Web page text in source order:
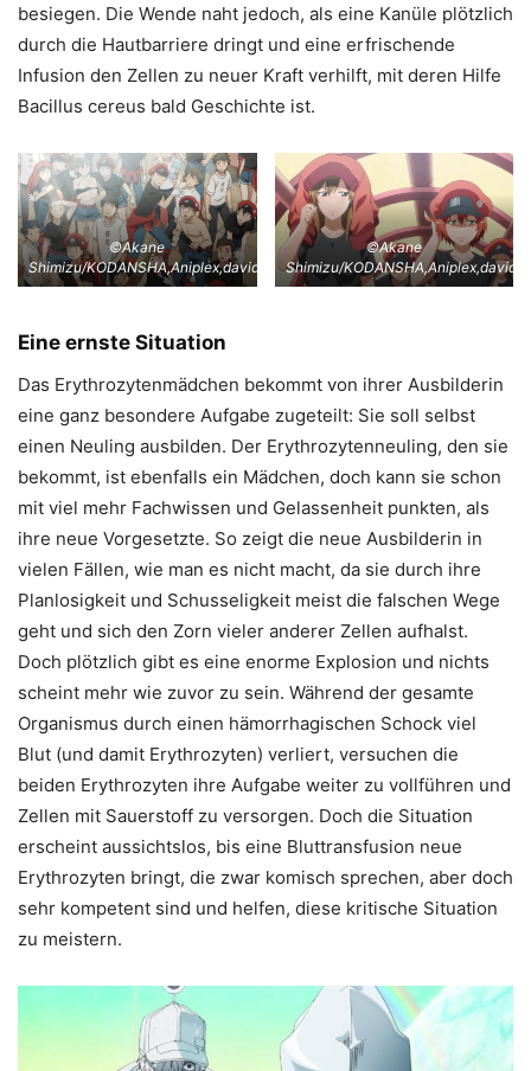
besiegen. Die Wende naht jedoch, als eine Kanüle plötzlich
durch die Hautbarriere dringt und eine erfrischende
Infusion den Zellen zu neuer Kraft verhilft, mit deren Hilfe
Bacillus cereus bald Geschichte ist.
©Akane
Shimizu/KODANSHA,Aniplex,davidproduction
©Akane
Shimizu/
Eine ernste Situation
Das Erythrozytenmädchen bekommt von ihrer Ausbilderin
eine ganz besondere Aufgabe zugeteilt: Sie soll selbst
einen Neuling ausbilden. Der Erythrozytenneuling, den sie
bekommt, ist ebenfalls ein Mädchen, doch kann sie schon
mit viel mehr Fachwissen und Gelassenheit punkten, als
ihre neue Vorgesetzte. So zeigt die neue Ausbilderin in
vielen Fällen, wie man es nicht macht, da sie durch ihre
Planlosigkeit und Schusseligkeit meist die falschen Wege
geht und sich den Zorn vieler anderer Zellen aufhalst.
Doch plötzlich gibt es eine enorme Explosion und nichts
scheint mehr wie zuvor zu sein. Während der gesamte
Organismus durch einen hämorrhagischen Schock viel
Blut (und damit Erythrozyten) verliert, versuchen die
beiden Erythrozyten ihre Aufgabe weiter zu vollführen und
Zellen mit Sauerstoff zu versorgen. Doch die Situation
erscheint aussichtslos, bis eine Bluttransfusion neue
Erythrozyten bringt, die zwar komisch sprechen, aber doch
sehr kompetent sind und helfen, diese kritische Situation
zu meistern.